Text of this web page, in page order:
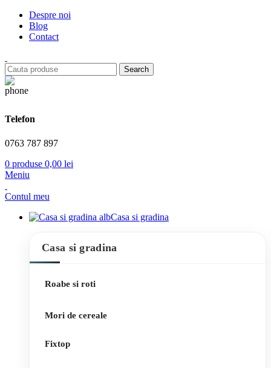
Despre noi
Blog
Contact
Search
Telefon
0763 787 897
0 produse 0,00 lei
Meniu
Contul meu
Casa si gradina
Casa si gradina
Roabe si roti
Mori de cereale
Fixtop